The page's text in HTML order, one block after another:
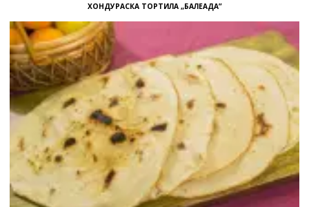
ХОНДУРАСКА ТОРТИЛА „БАЛЕАДА”